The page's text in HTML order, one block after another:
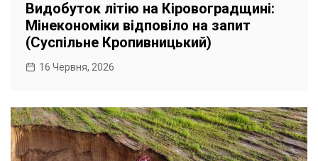
Видобуток літію на Кіровоградщині:
Мінекономіки відповіло на запит
(Суспільне Кропивницький)
16 Червня, 2026